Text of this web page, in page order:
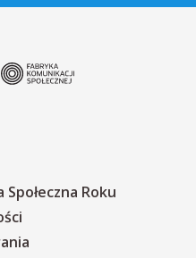
Roku